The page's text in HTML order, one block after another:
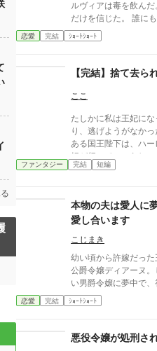
ルヴィアは毒を飲んだ。 婚約者は妹を選び、父
だけを信じた。 誰にも必要とされなかった人生を終
えたはずなのに、目
き戻っていた。 もう、誰かに愛されるためだけに生
を書き換えていく。 これは、一度死んだ少女が、自
恋愛 完結 ｼｮｰﾄｼｮｰﾄ
【完結】捨て去ら
ここ
たしかに私は王妃に
り、逃げようがなか
ある国王陛下は、ハー
妃が行っていいらしい
が追いつけないほど
ファンタジー 完結 短編
本物の夫は愛人に
愛し合います
こじまき
幼い頃から許嫁だっ
公爵令嬢ディアーヌ
い男爵令嬢に夢中で
わりに寝室にいたの
たときに存在を消さ
恋愛 完結 ｼｮｰﾄｼｮｰﾄ
悪役令嬢が処刑さ